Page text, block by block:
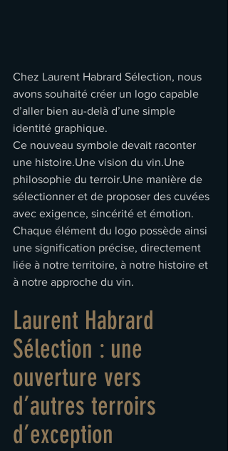
Chez Laurent Habrard Sélection, nous
avons souhaité créer un logo capable
d’aller bien au-delà d’une simple
identité graphique.
Ce nouveau symbole devait raconter
une histoire.Une vision du vin.Une
philosophie du terroir.Une manière de
sélectionner et de proposer des cuvées
avec exigence, sincérité et émotion.
Chaque élément du logo possède ainsi
une signification précise, directement
liée à notre territoire, à notre histoire et
à notre approche du vin.
Laurent Habrard
Sélection : une
ouverture vers
d’autres terroirs
d’exception